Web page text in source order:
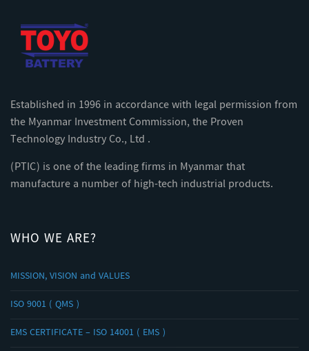
Established in 1996 in accordance with legal permission from
the Myanmar Investment Commission, the Proven
Technology Industry Co., Ltd .
(PTIC) is one of the leading firms in Myanmar that
manufacture a number of high-tech industrial products.
WHO WE ARE?
MISSION, VISION and VALUES
ISO 9001 ( QMS )
EMS CERTIFICATE – ISO 14001 ( EMS )